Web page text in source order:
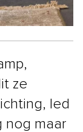
ze
led
nog maar